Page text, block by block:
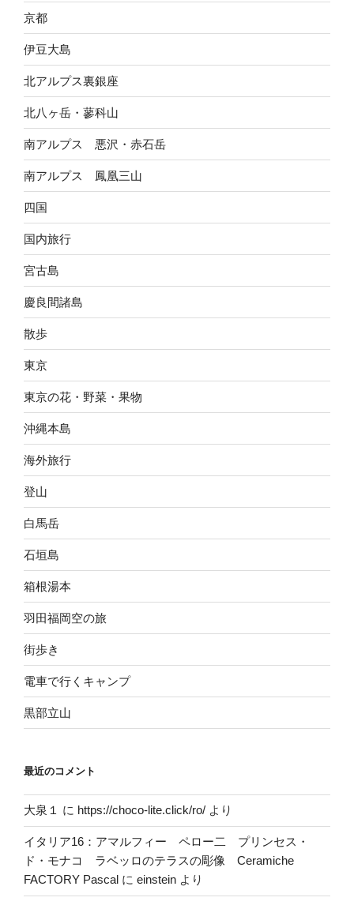
京都
伊豆大島
北アルプス裏銀座
北八ヶ岳・蓼科山
南アルプス 悪沢・赤石岳
南アルプス 鳳凰三山
四国
国内旅行
宮古島
慶良間諸島
散歩
東京
東京の花・野菜・果物
沖縄本島
海外旅行
登山
白馬岳
石垣島
箱根湯本
羽田福岡空の旅
街歩き
電車で行くキャンプ
黒部立山
最近のコメント
大泉１ に https://choco-lite.click/ro/ より
イタリア16：アマルフィー ペロー二 プリンセス・
ド・モナコ ラベッロのテラスの彫像 Ceramiche
FACTORY Pascal に einstein より